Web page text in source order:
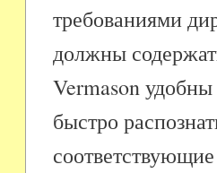
требованиями
должны
Vermason
быстро